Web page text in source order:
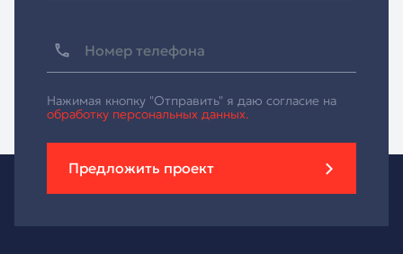
Нажимая кнопку "Отправить" я даю согласие на
обработку персональных данных.
Предложить проект